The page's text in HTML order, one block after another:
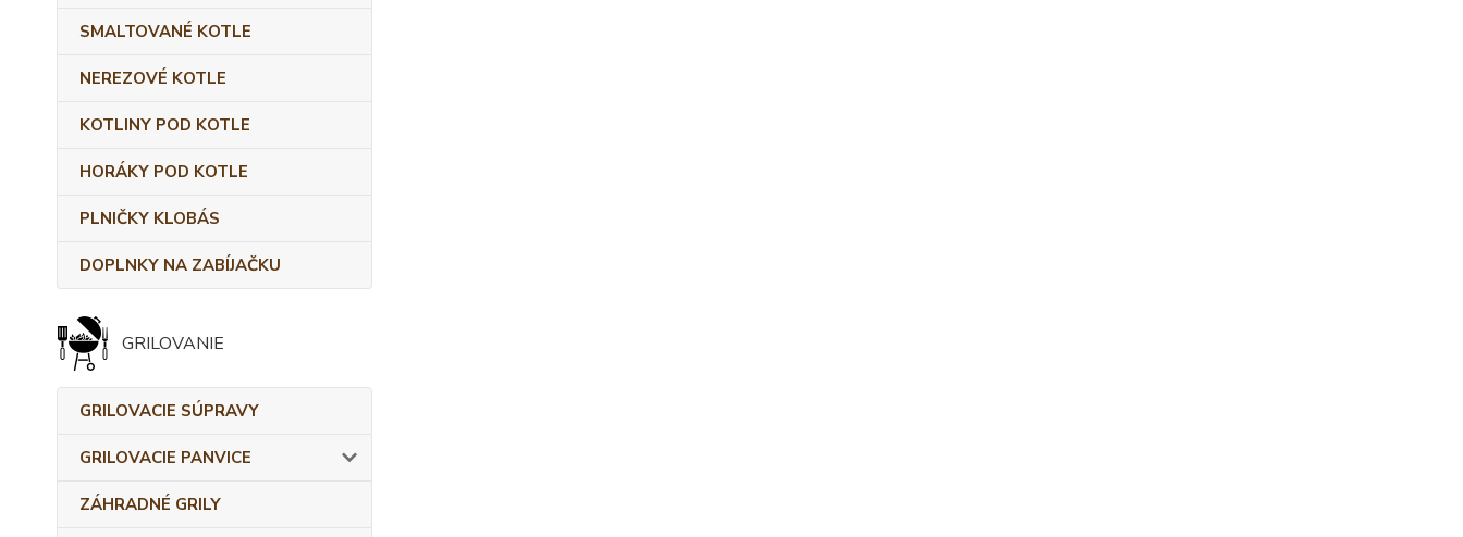
SMALTOVANÉ KOTLE
NEREZOVÉ KOTLE
KOTLINY POD KOTLE
HORÁKY POD KOTLE
PLNIČKY KLOBÁS
DOPLNKY NA ZABÍJAČKU
GRILOVANIE
GRILOVACIE SÚPRAVY
GRILOVACIE PANVICE
ZÁHRADNÉ GRILY